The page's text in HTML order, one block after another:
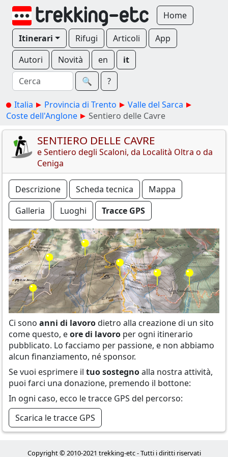
Home
Itinerari Rifugi Articoli
App
Autori
Novità en
it
🔍︎
?
Italia Provincia di Trento
Valle del Sarca
Coste dell'Anglone
Sentiero delle Cavre
SENTIERO DELLE CAVRE
e Sentiero degli Scaloni, da Località Oltra o da
Ceniga
Descrizione Scheda tecnica
Mappa
Galleria
Luoghi Tracce GPS
Ci sono anni di lavorodietro alla creazione di un sito
come questo, eore di lavoro per ogni itinerario
pubblicato. Lo facciamo per passione, e non abbiamo
alcun finanziamento, né sponsor.
Se vuoi esprimere il tuo sostegnoalla nostra attività,
puoi farci una donazione, premendo il bottone:
In ogni caso, ecco le tracce GPS del percorso:
Scarica le tracce GPS
Copyright © 2010-2021 trekking-etc - Tutti i diritti riservati